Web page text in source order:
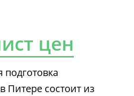
цен
Питере состоит из